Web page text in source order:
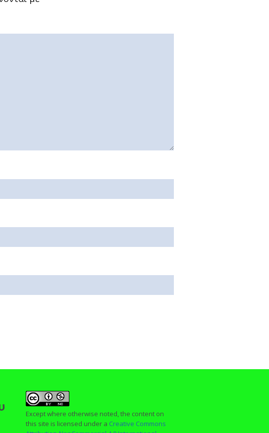
Except where otherwise noted, the content on
this site is licensed under a Creative Commons